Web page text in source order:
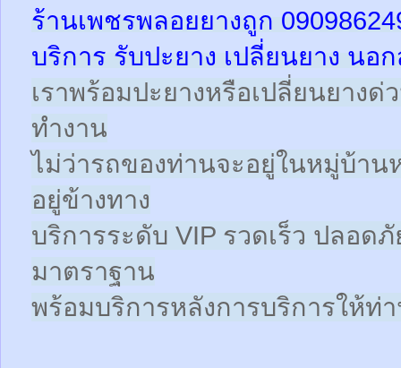
ร้านเพชรพลอยยางถูก
บริการ รับปะยาง เปลี่ยนยาง น
เราพร้อมปะยางหรือเปลี่ยนยาง
ทำงาน
ไม่ว่ารถของท่านจะอยู่ในหมู่บ้า
อยู่ข้างทาง
บริการระดับ VIP รวดเร็ว ปลอด
มาตราฐาน
พร้อมบริการหลังการบริการให้ท่